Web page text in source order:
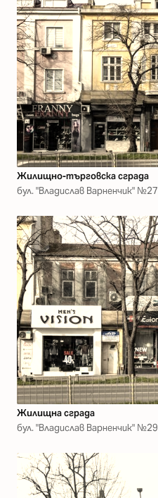
Жилищно-търговска сграда
бул. "Владислав Варненчик" №27
Жилищна сграда
бул. "Владислав Варненчик" №29